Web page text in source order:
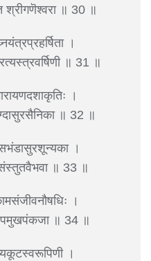
श्रीगणॆश्वरा ॥ 30 ॥
।
॥ 31 ॥
।
॥ 32 ॥
सभंडासुरशून्यका ।
॥ 33 ॥
।
॥ 34 ॥
।